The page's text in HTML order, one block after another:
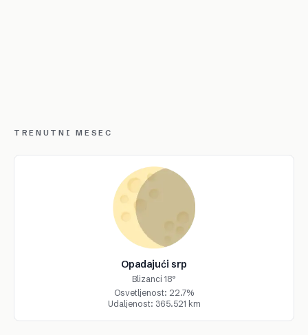
TRENUTNI MESEC
Opadajući srp
Blizanci 18°
Osvetljenost: 22.7%
Udaljenost: 365.521 km